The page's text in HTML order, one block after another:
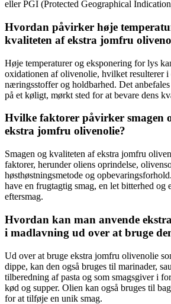
eller PGI (Protected Geographical
Hvordan påvirker høje
kvaliteten af ekstra jomfru
Høje temperaturer og eksponering for lys
oxidationen af olivenolie, hvilket resulterer i
næringsstoffer og holdbarhed. Det
på et køligt, mørkt sted for at bevare dens
Hvilke faktorer påvirker smagen
ekstra jomfru olivenolie?
Smagen og kvaliteten af ekstra jomfru
faktorer, herunder oliens oprindelse,
høsthøstningsmetode og
have en frugtagtig smag, en let bitterhed og
eftersmag.
Hvordan kan man anvende
i madlavning ud over at bruge
Ud over at bruge ekstra jomfru olivenolie
dippe, kan den også bruges til marinader,
tilberedning af pasta og som smagsgiver i
kød og supper. Olien kan også bruges til
for at tilføje en unik smag.